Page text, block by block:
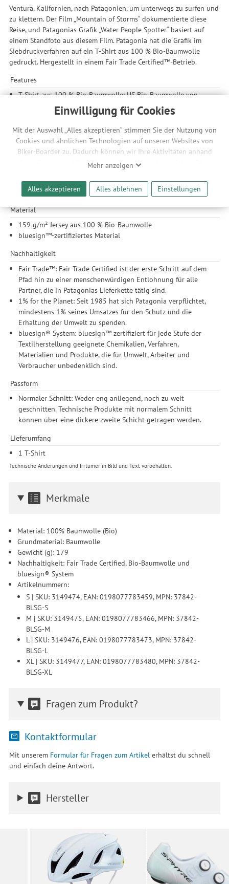
Einwilligung für Cookies
Mit der Auswahl „Alles akzeptieren“ stimmen Sie der Nutzung von
Cookies und ähnlichen Technologien auf unseren Websites von
Biker-Boarder zu. Dadurch können wir Ihre Aktivitäten anhand
Ihrer Geräte- und Browsereinstellungen nachvollziehen. Dies
ermöglicht es uns, anhand ihrer Interessen nutzungsbasierte
Werbeanzeigen für Sie bereitzustellen sowie Funktionalitäten
unserer Website sicherzustellen und stetig zu verbessern. Dabei
werden Ihre Daten auch an Drittanbieter und Werbepartner
weitergegeben. Die Verarbeitung erfolgt ausschließlich zum
Zwecke der Einbindung von Streaming-Inhalten und der
Durchführung von statistischer Analyse, Reichweitenmessungen,
Informationen zu den einzelnen Funktionen, den Drittanbietern
und der Speicherdauer finden Sie unter Einstellungen. Diese
Einwilligung ist freiwillig, für die Nutzung unserer Website nicht
erforderlich und gilt, bis sie widerrufen wird. Sie können Ihre
Einwilligung unter Einstellungen lediglich für bestimmte
Drittanbieter erteilen und jederzeit für die Zukunft widerrufen.
Mehr anzeigen
Alles akzeptieren Alles ablehnen Einstellungen
Ventura, Kalifornien, nach Patagonien, um unterwegs zu surfen und
zu klettern. Der Film „Mountain of Storms“ dokumentierte diese
Reise, und Patagonias Grafik „Water People Spotter“ basiert auf
einem Standfoto aus diesem Film. Patagonia hat die Grafik im
Siebdruckverfahren auf ein T-Shirt aus 100 % Bio-Baumwolle
gedruckt. Hergestellt in einem Fair Trade Certified™-Betrieb.
Features
T-Shirt aus 100 % Bio-Baumwolle: US Bio-Baumwolle von
Mitgliedern der Texas Organic Cotton Marketing Cooperative
Vielseitiges Rundhals-Design: Das klassische und vielseitige
Rundhals-Design passt fast immer
Komfort und Formbeständigkeit: Rippstrick-Einfassungen am
Hals und getapte Schulternähte verleihen Komfort und
Saum: Das T-Shirt hat einen geraden Saum, der in der Hose
oder darüber getragen werden kann
Herkunftsland: Hergestellt in Mexiko
Material
159 g/m² Jersey aus 100 % Bio-Baumwolle
bluesign™-zertifiziertes Material
Nachhaltigkeit
Fair Trade™: Fair Trade Certified ist der erste Schritt auf dem
Pfad hin zu einer menschenwürdigen Entlohnung für alle
Partner, die in Patagonias Lieferkette tätig sind.
1% for the Planet: Seit 1985 hat sich Patagonia verpflichtet,
mindestens 1% seines Umsatzes für den Schutz und die
Erhaltung der Umwelt zu spenden.
bluesign® System: bluesign™ zertifiziert für jede Stufe der
Textilherstellung geeignete Chemikalien, Verfahren,
Materialien und Produkte, die für Umwelt, Arbeiter und
Verbraucher unbedenklich sind.
Passform
Normaler Schnitt: Weder eng anliegend, noch zu weit
geschnitten. Technische Produkte mit normalem Schnitt
können über eine dickere zweite Schicht getragen werden.
Lieferumfang
1 T-Shirt
Technische Änderungen und Irrtümer in Bild und Text vorbehalten.
Merkmale
Material: 100% Baumwolle (Bio)
Grundmaterial: Baumwolle
Gewicht (g): 179
Nachhaltigkeit: Fair Trade Certified, Bio-Baumwolle und
bluesign® System
Artikelnummern:
S | SKU: 3149474, EAN: 0198077783459, MPN: 37842-
BLSG-S
M | SKU: 3149475, EAN: 0198077783466, MPN: 37842-
BLSG-M
L | SKU: 3149476, EAN: 0198077783473, MPN: 37842-
BLSG-L
XL | SKU: 3149477, EAN: 0198077783480, MPN: 37842-
BLSG-XL
Fragen zum Produkt?
Kontaktformular
Mit unserem Formular für Fragen zum Artikelerhältst du schnell
und einfach deine Antwort.
Hersteller